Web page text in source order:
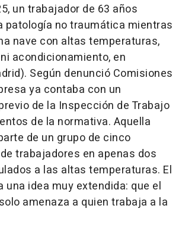
un trabajador de 63 años
patología no traumática mientras
nave con altas temperaturas,
acondicionamiento, en
Según denunció Comisiones
ya contaba con un
de la Inspección de Trabajo
de la normativa. Aquella
de un grupo de cinco
trabajadores en apenas dos
a las altas temperaturas. El
una idea muy extendida: que el
amenaza a quien trabaja a la